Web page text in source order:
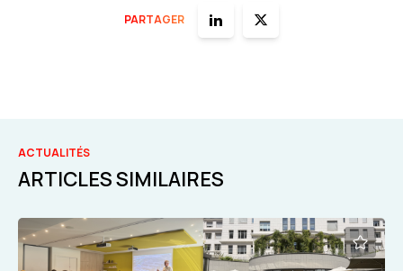
PARTAGER
ACTUALITÉS
ARTICLES SIMILAIRES